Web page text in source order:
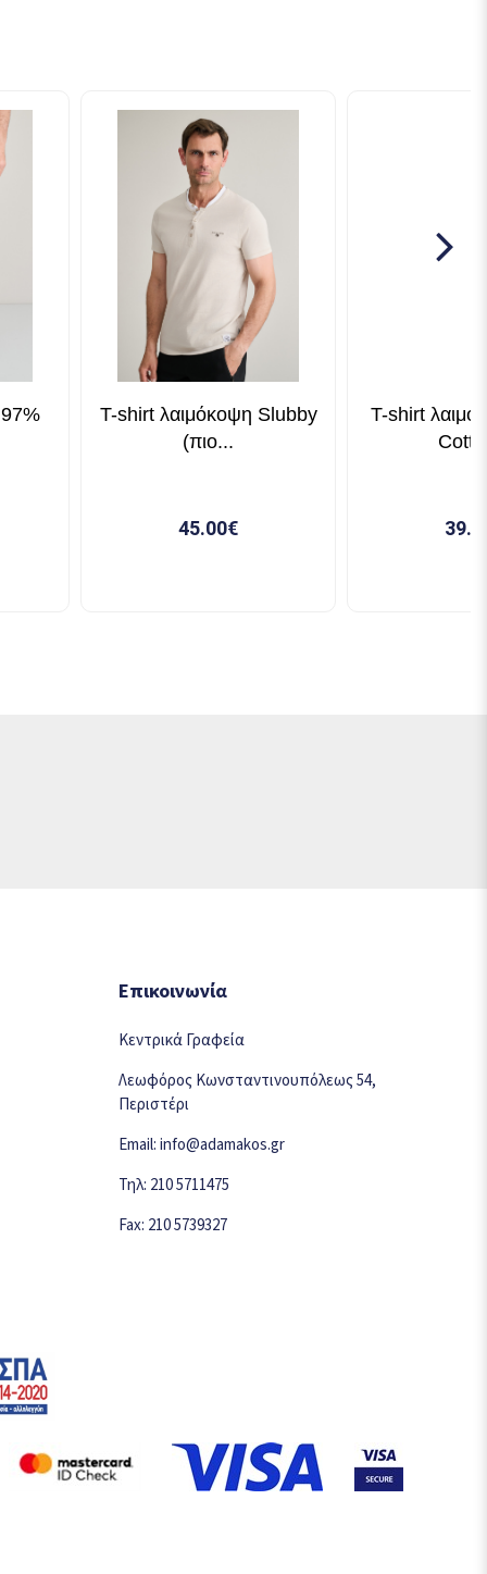
Επικοινωνία
Κεντρικά Γραφεία
Λεωφόρος Κωνσταντινουπόλεως 54,
Περιστέρι
Email: info@adamakos.gr
Τηλ: 210 5711475
Fax: 210 5739327